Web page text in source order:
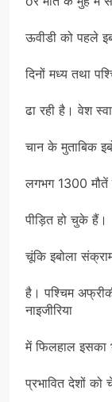
ऊवीडी को पहले
दिनों मध्य तथा
ढा रही है। वेश
चान के मुताबिक
लगभग 1300
पीड़ित हो चुके हैं।
चूंकि इबोला
है। पश्चिम
नाइजीरिया
में फिलहाल इसका
प्रभावित देशों को